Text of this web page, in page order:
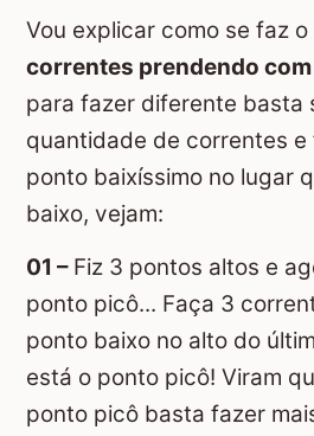
Vou explicar como se faz
correntes prendendo
para fazer diferente basta
quantidade de correntes e
ponto baixíssimo no lugar
baixo, vejam:
01 –Fiz 3 pontos altos e
ponto picô... Faça 3
ponto baixo no alto do
está o ponto picô! Viram
ponto picô basta fazer